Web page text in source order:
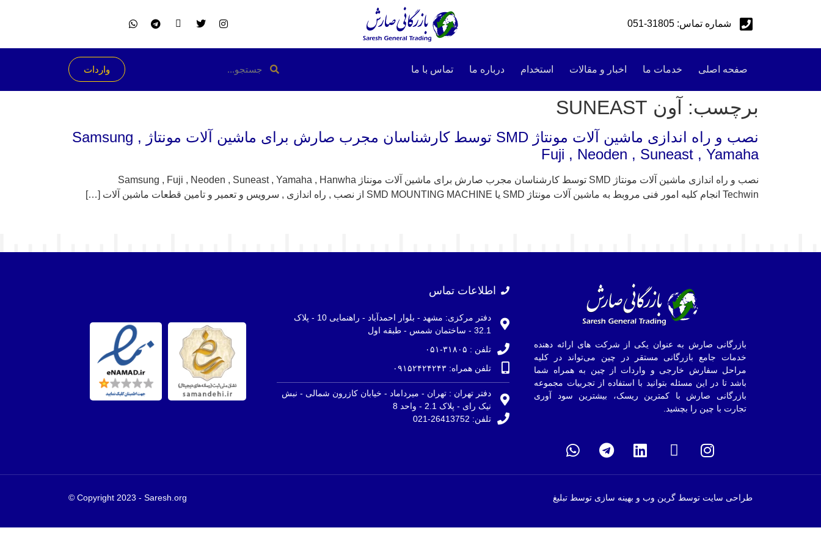
شماره تماس: 31805-051
صفحه اصلی خدمات ما اخبار و مقالات استخدام درباره ما تماس با ما واردات
برچسب: آون SUNEAST
نصب و راه اندازی ماشین آلات مونتاژ SMD توسط کارشناسان مجرب صارش برای ماشین آلات مونتاژ Samsung ,
Fuji , Neoden , Suneast , Yamaha
نصب و راه اندازی ماشین آلات مونتاژ SMD توسط کارشناسان مجرب صارش برای ماشین آلات مونتاژ Samsung , Fuji , Neoden , Suneast , Yamaha , Hanwha
Techwin انجام کلیه امور فنی مروبط به ماشین آلات مونتاژ SMD یا SMD MOUNTING MACHINE از نصب , راه اندازی , سرویس و تعمیر و تامین قطعات ماشین آلات […]
بازرگانی صارش به عنوان یکی از شرکت های ارائه دهنده
خدمات جامع بازرگانی مستقر در چین می‌تواند در کلیه
مراحل سفارش خارجی و واردات از چین به همراه شما
باشد تا در این مسئله بتوانید با استفاده از تجربیات مجموعه
بازرگانی صارش با کمترین ریسک، بیشترین سود آوری
تجارت با چین را بچشید.
اطلاعات تماس
دفتر مرکزی: مشهد - بلوار احمدآباد - راهنمایی 10 - پلاک
32.1 - ساختمان شمس - طبقه اول
تلفن : ۳۱۸۰۵-۰۵۱
تلفن همراه: ۰۹۱۵۲۴۲۴۲۴۳
دفتر تهران : تهران - میرداماد - خیابان کازرون شمالی - نبش
نیک رای - پلاک 2.1 - واحد 8
تلفن: 26413752-021
طراحی سایت توسط گرین وب و بهینه سازی توسط تبلیغ Copyright 2023 - Saresh.org ©